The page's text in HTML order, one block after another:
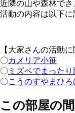
近隣の山や森林でさ
活動の内容は以下
【大家さんの活動
〇カメリア小笹
〇 ミズベでまったり
〇こうのすやまひ
この部屋の